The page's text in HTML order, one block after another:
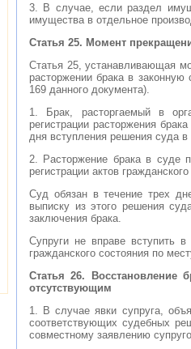
3. В случае, если раздел
имущества в отдельное
Статья 25. Момент
Статья 25, устанавливающая
расторжении брака в
169 данного документа).
1. Брак, расторгаемый в
регистрации расторжения
дня вступления решения суда в
2. Расторжение брака в суде
регистрации актов
Суд обязан в течение трех
выписку из этого решения
заключения брака.
Супруги не вправе вступить
гражданского состояния по
Статья 26. Восстановление
отсутствующим
1. В случае явки супруга,
соответствующих судебных
совместному заявлению